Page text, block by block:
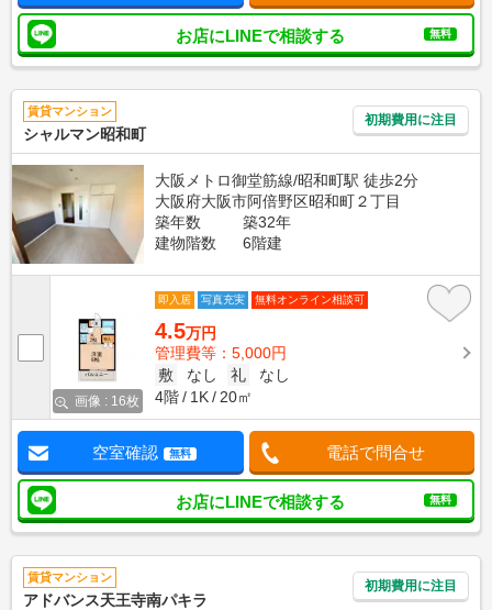
お店にLINEで相談する 無料
賃貸マンション
シャルマン昭和町
初期費用に注目
大阪メトロ御堂筋線/昭和町駅 徒歩2分
大阪府大阪市阿倍野区昭和町２丁目
築年数
築32年
建物階数
6階建
画像 : 16枚
即入居 写真充実 無料オンライン相談可
4.5万円
管理費等：5,000円
敷
なし 礼
なし
4階
1K 20㎡
空室確認 無料 電話で問合せ
お店にLINEで相談する 無料
賃貸マンション
アドバンス天王寺南パキラ
初期費用に注目